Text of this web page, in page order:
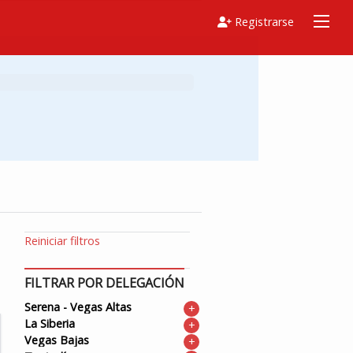
Registrarse
Reiniciar filtros
FILTRAR POR DELEGACIÓN